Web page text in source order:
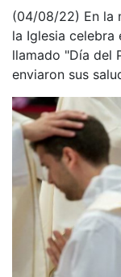
(04/08/22) En la
la Iglesia
llamado "Día del
enviaron sus